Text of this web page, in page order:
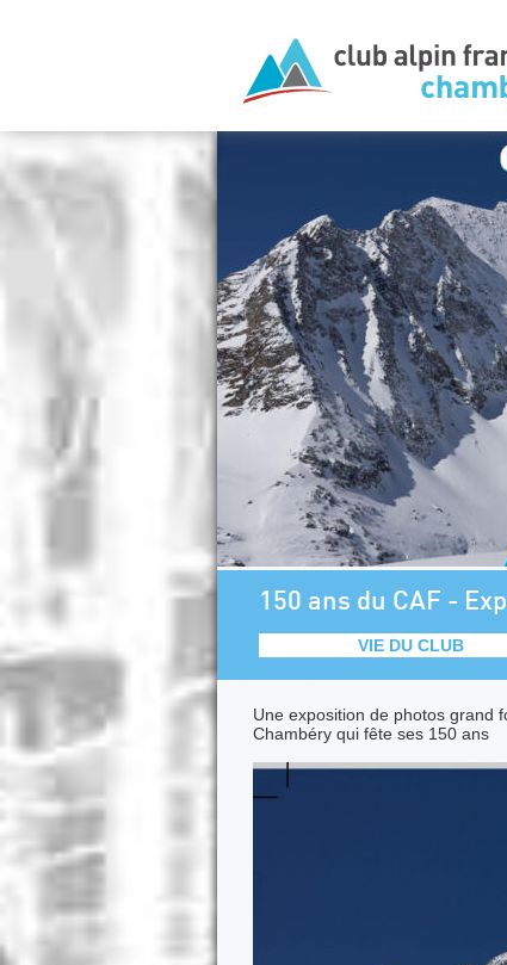
150 ans du CAF -
VIE DU CLUB
Une exposition de photos grand
Chambéry qui fête ses 150 ans